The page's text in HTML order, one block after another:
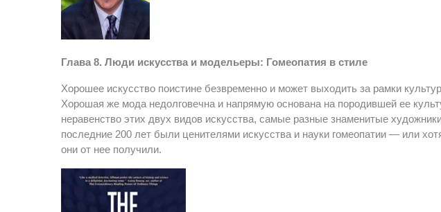
Глава 8. Люди искусства и модельеры: Гомеопатия в стиле
Хорошее искусство поистине безвременно и может выходить за рамки
Хорошая же мода недолговечна и напрямую основана на породившей ее
неравенство этих двух видов искусства, самые разные знаменитые
последние 200 лет были ценителями искусства и науки гомеопатии — или
они от нее получили.